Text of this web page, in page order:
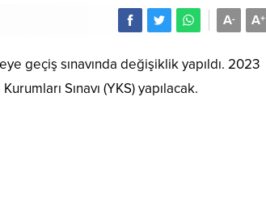
A+
A-
geçiş sınavında değişiklik yapıldı. 2023
Sınavı (YKS) yapılacak.